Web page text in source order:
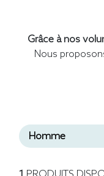
Grâce à nos
Nous